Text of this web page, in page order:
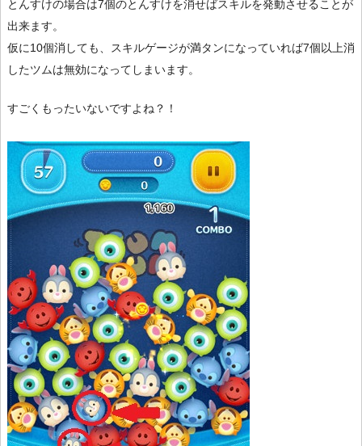
とんすけの場合は7個のとんすけを消せばスキルを発動させることが
出来ます。
仮に10個消しても、スキルゲージが満タンになっていれば7個以上消
したツムは無効になってしまいます。
すごくもったいないですよね？！